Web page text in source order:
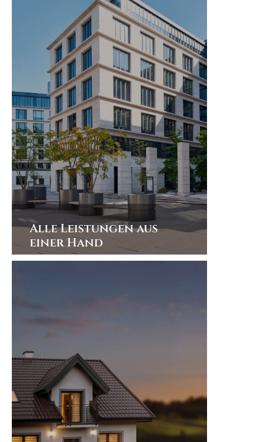
Immobilienverkauf eine Rundum-
Betreuung erleben.
Alle Leistungen aus
einer Hand
bringt unzählige Erfordernisse mit
Sie, sodass Sie sich um nichts zu
kümmern brauchen.